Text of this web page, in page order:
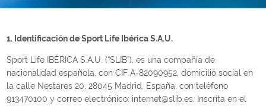
1. Identificación de Sport Life Ibérica S.A.U.
Sport Life IBÉRICA S.A.U. (“SLIB”), es una compañía de
nacionalidad española, con CIF A-82090952, domicilio social en
la calle Nestares 20, 28045 Madrid, España, con teléfono
913470100 y correo electrónico: internet@slib.es. Inscrita en el